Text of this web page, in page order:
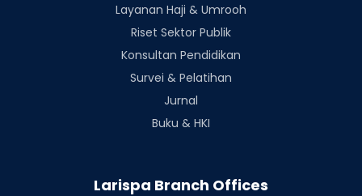
Layanan Haji & Umrooh
Riset Sektor Publik
Konsultan Pendidikan
Survei & Pelatihan
Jurnal
Buku & HKI
Larispa Branch Offices